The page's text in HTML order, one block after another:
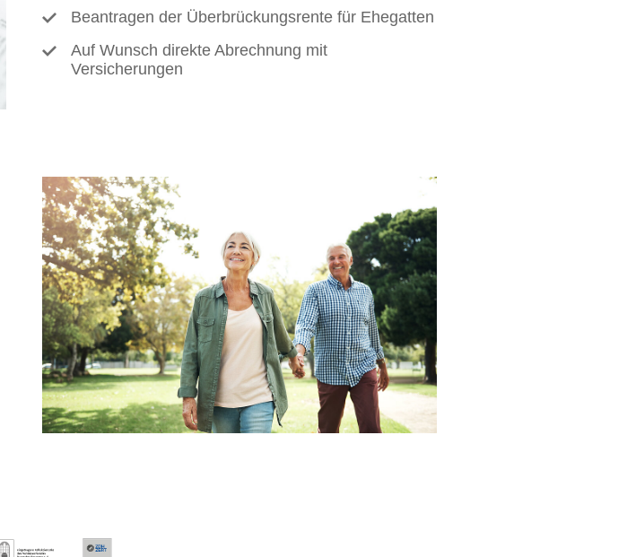
Beantragen der Überbrückungsrente für Ehegatten
Auf Wunsch direkte Abrechnung mit
Versicherungen